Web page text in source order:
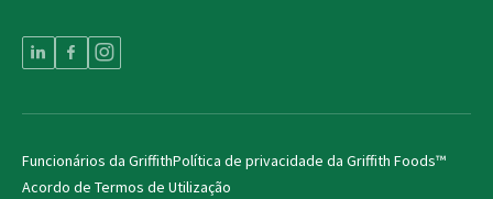
Funcionários da GriffithPolítica de privacidade da Griffith Foods™
Acordo de Termos de Utilização